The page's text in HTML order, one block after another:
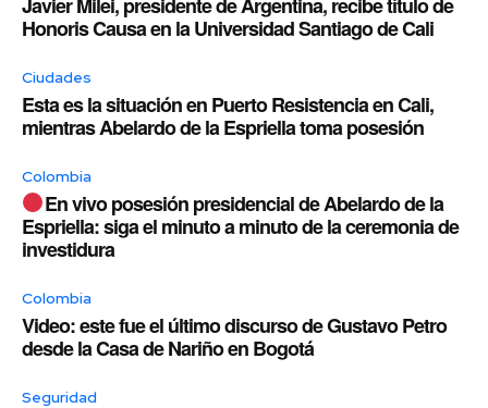
Honoris Causa en la Universidad Santiago de Cali
Ciudades
Esta es la situación en Puerto Resistencia en Cali,
mientras Abelardo de la Espriella toma posesión
Colombia
En vivo posesión presidencial de Abelardo de la
Espriella: siga el minuto a minuto de la ceremonia de
investidura
Colombia
Video: este fue el último discurso de Gustavo Petro
desde la Casa de Nariño en Bogotá
Seguridad